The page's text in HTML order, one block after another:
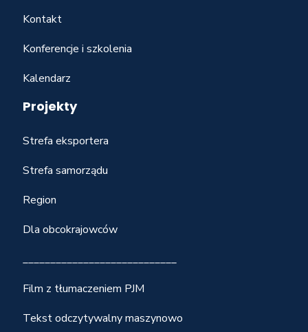
Kontakt
Konferencje i szkolenia
Kalendarz
Projekty
Strefa eksportera
Strefa samorządu
Region
Dla obcokrajowców
____________________________
Film z tłumaczeniem PJM
Tekst odczytywalny maszynowo